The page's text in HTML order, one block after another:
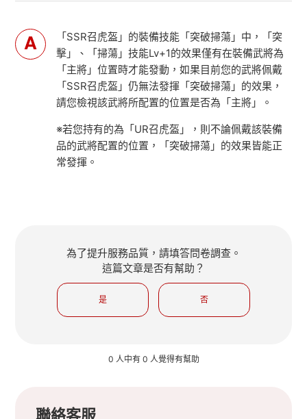
「SSR召虎盔」的裝備技能「突破掃蕩」中，「突
擊」、「掃蕩」技能Lv+1的效果僅有在裝備武將為
「主將」位置時才能發動，如果目前您的武將佩戴
「SSR召虎盔」仍無法發揮「突破掃蕩」的效果，
請您檢視該武將所配置的位置是否為「主將」。
※若您持有的為「UR召虎盔」，則不論佩戴該裝備
品的武將配置的位置，「突破掃蕩」的效果皆能正
常發揮。
為了提升服務品質，請填答問卷調查。
這篇文章是否有幫助？
是 否
0 人中有 0 人覺得有幫助
聯絡客服